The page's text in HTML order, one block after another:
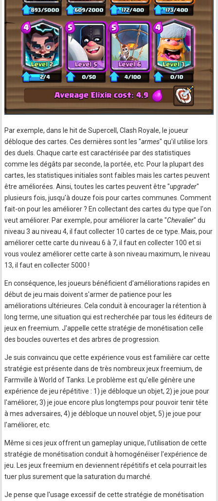
Par exemple, dans le hit de Supercell, Clash Royale, le joueur
débloque des cartes. Ces dernières sont les "armes" qu'il utilise lors
des duels. Chaque carte est caractérisée par des statistiques
comme les dégâts par seconde, la portée, etc. Pour la plupart des
cartes, les statistiques initiales sont faibles mais les cartes peuvent
être améliorées. Ainsi, toutes les cartes peuvent être "upgrader"
plusieurs fois, jusqu'à douze fois pour cartes communes. Comment
fait-on pour les améliorer ? En collectant des cartes du type que l'on
veut améliorer. Par exemple, pour améliorer la carte "Chevalier" du
niveau 3 au niveau 4, il faut collecter 10 cartes de ce type. Mais, pour
améliorer cette carte du niveau 6 à 7, il faut en collecter 100 et si
vous voulez améliorer cette carte à son niveau maximum, le niveau
13, il faut en collecter 5000 !
En conséquence, les joueurs bénéficient d'améliorations rapides en
début de jeu mais doivent s'armer de patience pour les
améliorations ultérieures. Cela conduit à encourager la rétention à
long terme, une situation qui est recherchée par tous les éditeurs de
jeux en freemium. J'appelle cette stratégie de monétisation celle
des boucles ouvertes et des arbres de progression.
Je suis convaincu que cette expérience vous est familière car cette
stratégie est présente dans de très nombreux jeux freemium, de
Farmville à World of Tanks. Le problème est qu'elle génère une
expérience de jeu répétitive : 1) je débloque un objet, 2) je joue pour
l'améliorer, 3) je joue encore plus longtemps pour pouvoir tenir tête
à mes adversaires, 4) je débloque un nouvel objet, 5) je joue pour
l'améliorer, etc.
Même si ces jeux offrent un gameplay unique, l'utilisation de cette
stratégie de monétisation conduit à homogénéiser l'expérience de
jeu. Les jeux freemium en deviennent répétitifs et cela pourrait les
tuer plus surement que la saturation du marché.
Je pense que l'usage excessif de cette stratégie de monétisation